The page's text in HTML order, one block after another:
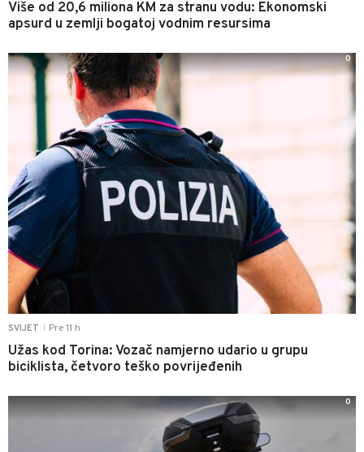
Više od 20,6 miliona KM za stranu vodu: Ekonomski
apsurd u zemlji bogatoj vodnim resursima
SVIJET Pre 11 h
Užas kod Torina: Vozač namjerno udario u grupu
biciklista, četvoro teško povrijeđenih
0
0